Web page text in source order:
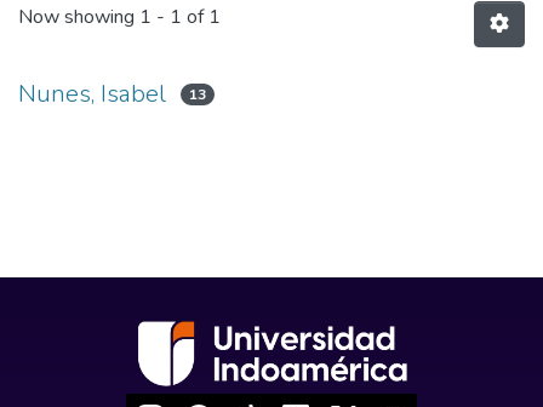
Now showing 1 - 1 of 1
Nunes, Isabel 13